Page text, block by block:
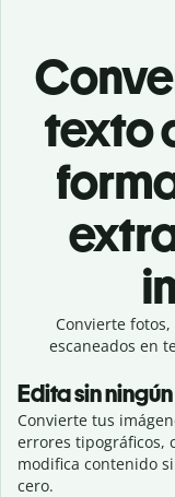
texto
Convierte
escaneados en
Edita sin
Convierte tus
errores tipográficos,
modifica contenido
cero.